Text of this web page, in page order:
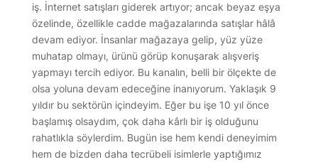
iş. İnternet satışları giderek artıyor; ancak beyaz eşya
özelinde, özellikle cadde mağazalarında satışlar hâlâ
devam ediyor. İnsanlar mağazaya gelip, yüz yüze
muhatap olmayı, ürünü görüp konuşarak alışveriş
yapmayı tercih ediyor. Bu kanalın, belli bir ölçekte de
olsa yoluna devam edeceğine inanıyorum. Yaklaşık 9
yıldır bu sektörün içindeyim. Eğer bu işe 10 yıl önce
başlamış olsaydım, çok daha kârlı bir iş olduğunu
rahatlıkla söylerdim. Bugün ise hem kendi deneyimim
hem de bizden daha tecrübeli isimlerle yaptığımız